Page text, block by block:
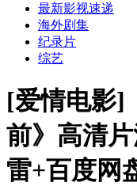
最新影视速递
海外剧集
纪录片
综艺
[爱情电影]
前》高清
雷+百度网